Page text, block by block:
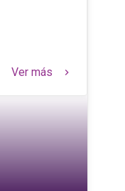
Ver más keyboard_arrow_right